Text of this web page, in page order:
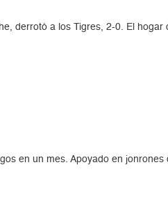
derrotó a los Tigres, 2-0. El hogar
en un mes. Apoyado en